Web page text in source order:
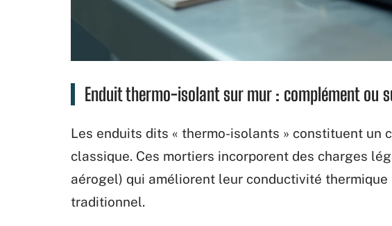
Enduit thermo-isolant sur mur : complément ou
Les enduits dits « thermo-isolants » constituent un
classique. Ces mortiers incorporent des charges
aérogel) qui améliorent leur conductivité
traditionnel.